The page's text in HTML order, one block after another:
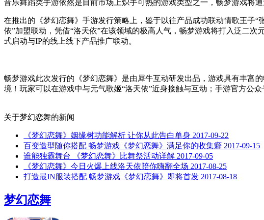
音乐舞蹈类手游依然是目前市场上炽手可热的游戏类型之一，畅梦游戏将
在推出的《梦幻恋舞》手游发行策略上，鉴于以往产品成功联动情歌王子
依”加盟联动，凭借“洛天依”在该领域的极高人气，畅梦游戏将打入泛二
式启动与IP的线上线下产品推广联动。
畅梦游戏此次发行的《梦幻恋舞》是由犀牛互动研发出品，游戏具有丰富
境！玩家可以在游戏中与元气歌姬“洛天依”近身接触与互动；手游官方公
关于梦幻恋舞的新闻
《梦幻恋舞》姻缘树功能解析 让你从此告白单身 2017-09-22
百变造型随你搭配 畅梦游戏《梦幻恋舞》满足你的收集癖 2017-09-15
谁能独霸舞台 《梦幻恋舞》比舞祭活动详解 2017-09-05
《梦幻恋舞》今日火爆上线洛天依陪你嗨翻全场 2017-08-25
打造最IN服装搭配 畅梦游戏《梦幻恋舞》即将首发 2017-08-18
梦幻恋舞